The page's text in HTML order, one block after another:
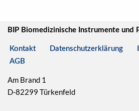
BIP Biomedizinische Instrumente und
Kontakt Datenschutzerklärung
AGB
Am Brand 1
D-82299 Türkenfeld